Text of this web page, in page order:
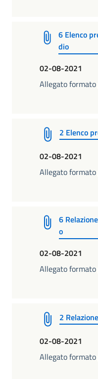
6 Elenco
dio
02-08-2021
Allegato
2 Elenco
02-08-2021
Allegato
6
o
02-08-2021
Allegato
2
02-08-2021
Allegato